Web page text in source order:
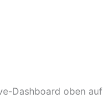
Dashboard oben auf